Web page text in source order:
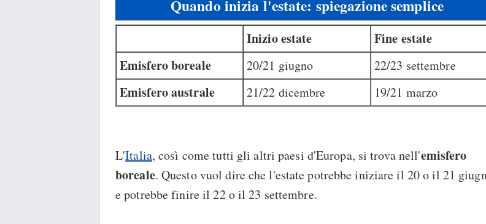
Quando inizia l'estate: spiegazione semplice
Inizio estate
Fine estate
Emisfero boreale
20/21 giugno 22/23 settembre
Emisfero australe 21/22 dicembre 19/21 marzo
L'Italia, così come tutti gli altri paesi d'Europa, si trova nell'emisfero
boreale. Questo vuol dire che l'estate potrebbe iniziare il 20 o il 21
e potrebbe finire il 22 o il 23 settembre.